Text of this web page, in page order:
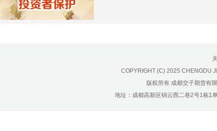
COPYRIGHT (C) 2025 CHENGDU
版权所有 成都交子期货有
地址：成都高新区锦云西二巷2号1栋1
重庆营业部：023-63799091，023-
63799310